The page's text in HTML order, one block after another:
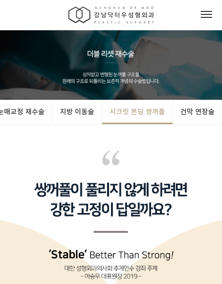
매교정 재수술 지방 이동술 시크릿 본딩 쌍꺼풀 건막 연장술